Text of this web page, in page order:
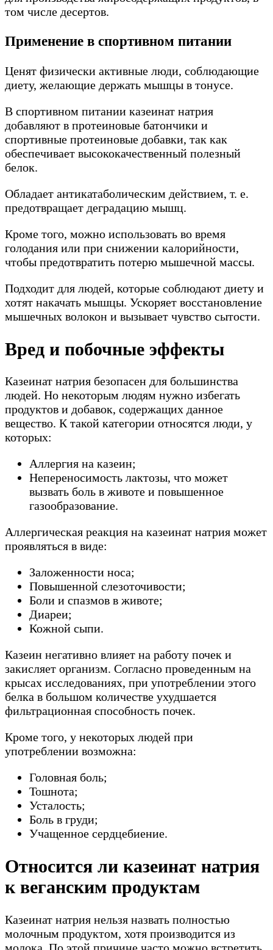
том числе десертов.
Применение в спортивном питании
Ценят физически активные люди, соблюдающие
диету, желающие держать мышцы в тонусе.
В спортивном питании казеинат натрия
добавляют в протеиновые батончики и
спортивные протеиновые добавки, так как
обеспечивает высококачественный полезный
белок.
Обладает антикатаболическим действием, т. е.
предотвращает деградацию мышц.
Кроме того, можно использовать во время
голодания или при снижении калорийности,
чтобы предотвратить потерю мышечной массы.
Подходит для людей, которые соблюдают диету и
хотят накачать мышцы. Ускоряет восстановление
мышечных волокон и вызывает чувство сытости.
Вред и побочные эффекты
Казеинат натрия безопасен для большинства
людей. Но некоторым людям нужно избегать
продуктов и добавок, содержащих данное
вещество. К такой категории относятся люди, у
которых:
Аллергия на казеин;
Непереносимость лактозы, что может
вызвать боль в животе и повышенное
газообразование.
Аллергическая реакция на казеинат натрия может
проявляться в виде:
Заложенности носа;
Повышенной слезоточивости;
Боли и спазмов в животе;
Диареи;
Кожной сыпи.
Казеин негативно влияет на работу почек и
закисляет организм. Согласно проведенным на
крысах исследованиях, при употреблении этого
белка в большом количестве ухудшается
фильтрационная способность почек.
Кроме того, у некоторых людей при
употреблении возможна:
Головная боль;
Тошнота;
Усталость;
Боль в груди;
Учащенное сердцебиение.
Относится ли казеинат натрия
к веганским продуктам
Казеинат натрия нельзя назвать полностью
молочным продуктом, хотя производится из